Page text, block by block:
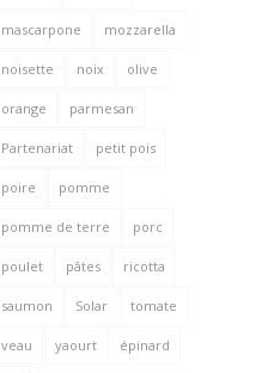
mascarpone mozzarella
noisette noix olive
orange parmesan
Partenariat petit pois
poire pomme
pomme de terre porc
poulet pâtes ricotta
saumon Solar tomate
veau yaourt épinard